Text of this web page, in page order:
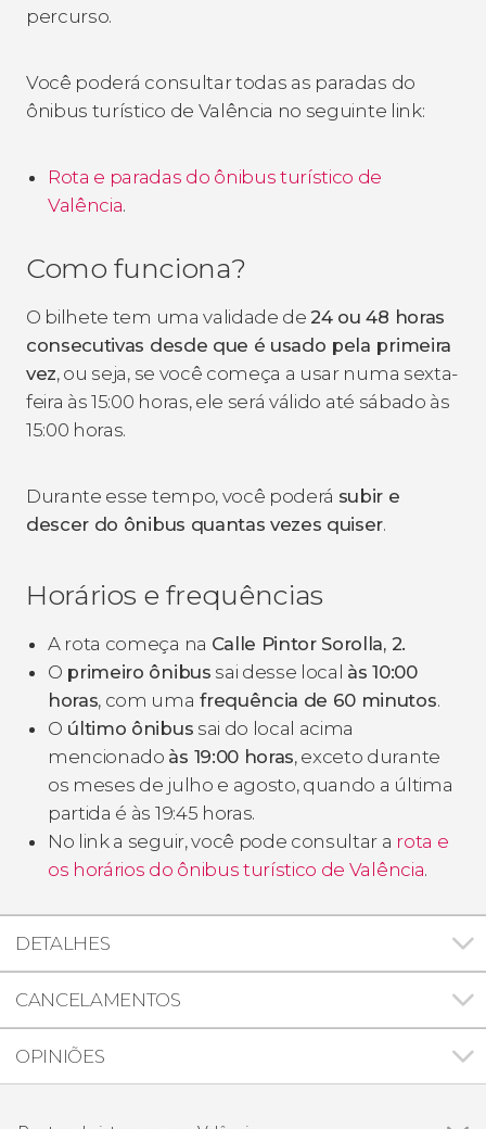
percurso.
Você poderá consultar todas as paradas do
ônibus turístico de Valência no seguinte link:
Rota e paradas do ônibus turístico de
Valência.
Como funciona?
O bilhete tem uma validade de24 ou 48 horas
consecutivas desde que é usado pela primeira
vez, ou seja, se você começa a usar numa sexta-
feira às 15:00 horas, ele será válido até sábado às
15:00 horas.
Durante esse tempo, você poderá subir e
descer do ônibus quantas vezes quiser.
Horários e frequências
A rota começa na Calle Pintor Sorolla, 2.
O primeiro ônibus sai desse local às 10:00
horas, com uma frequência de 60 minutos.
O último ônibus sai do local acima
mencionado às 19:00 horas, exceto durante
os meses de julho e agosto, quando a última
partida é às 19:45 horas.
No link a seguir, você pode consultar a rota e
os horários do ônibus turístico de Valência.
DETALHES
CANCELAMENTOS
OPINIÕES